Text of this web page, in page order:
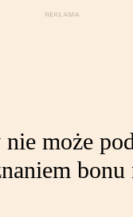
może
bonu